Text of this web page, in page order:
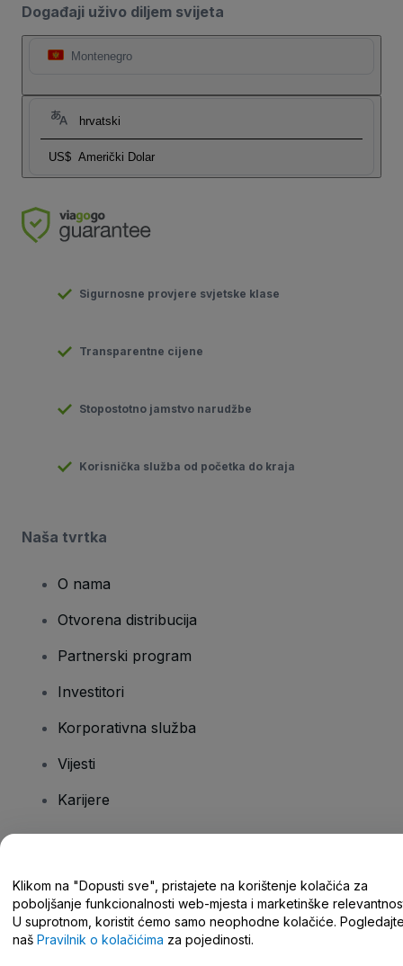
Događaji uživo diljem svijeta
Montenegro
hrvatski
US$ Američki Dolar
Sigurnosne provjere svjetske klase
Transparentne cijene
Stopostotno jamstvo narudžbe
Korisnička služba od početka do kraja
Naša tvrtka
O nama
Otvorena distribucija
Partnerski program
Investitori
Korporativna služba
Vijesti
Karijere
Centar za pomoć/kontaktirajte nas
Klikom na "Dopusti sve", pristajete na korištenje kolačića za
poboljšanje funkcionalnosti web-mjesta i marketinške
U suprotnom, koristit ćemo samo neophodne kolačiće.
naš Pravilnik o kolačićima za pojedinosti.